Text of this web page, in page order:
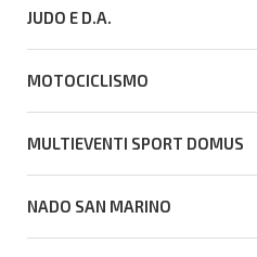
JUDO E D.A.
MOTOCICLISMO
MULTIEVENTI SPORT DOMUS
NADO SAN MARINO